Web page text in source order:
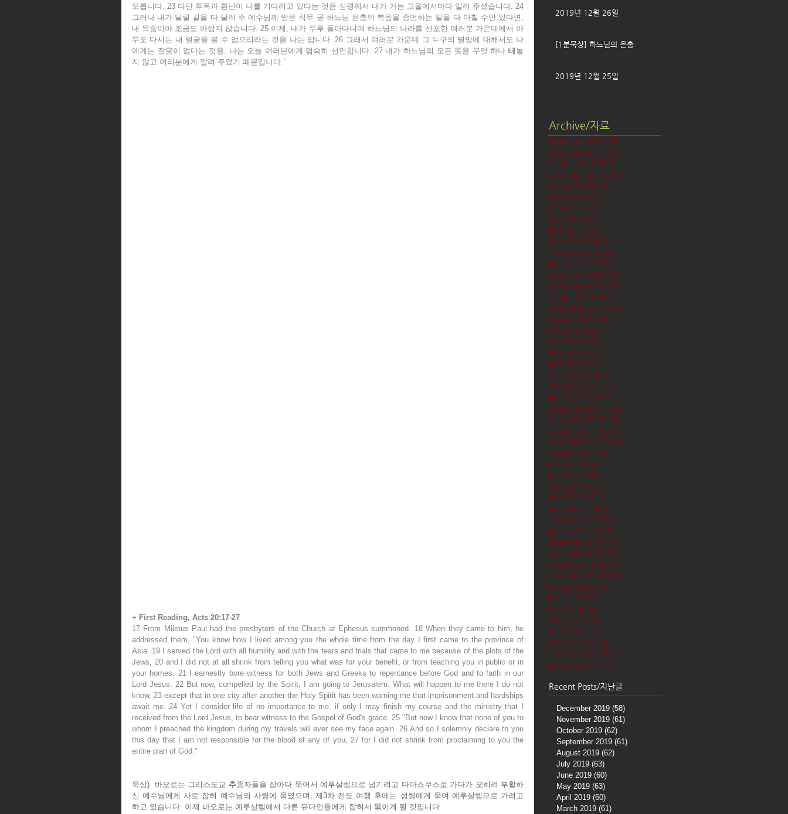
2019년 12월 26일
[1분묵상] 하느님의 은총
2019년 12월 25일
Archive/자료
December 2019 (58)
November 2019 (61)
October 2019 (62)
September 2019 (61)
August 2019 (62)
July 2019 (63)
June 2019 (60)
May 2019 (63)
April 2019 (60)
March 2019 (61)
February 2019 (56)
January 2019 (62)
December 2018 (62)
November 2018 (60)
October 2018 (62)
September 2018 (60)
August 2018 (62)
July 2018 (62)
June 2018 (60)
May 2018 (62)
April 2018 (60)
March 2018 (61)
February 2018 (56)
January 2018 (62)
December 2017 (62)
November 2017 (60)
October 2017 (62)
September 2017 (61)
August 2017 (62)
July 2017 (62)
June 2017 (62)
May 2017 (65)
April 2017 (62)
March 2017 (65)
February 2017 (57)
January 2017 (68)
December 2016 (66)
November 2016 (62)
October 2016 (68)
September 2016 (62)
August 2016 (70)
July 2016 (68)
June 2016 (68)
May 2016 (68)
April 2016 (71)
March 2016 (72)
February 2016 (62)
January 2016 (71)
Recent Posts/지난글
December 2019 (58)
November 2019 (61)
October 2019 (62)
September 2019 (61)
August 2019 (62)
July 2019 (63)
June 2019 (60)
May 2019 (63)
April 2019 (60)
March 2019 (61)
모릅니다. 23 다만 투옥과 환난이 나를 기다리고 있다는 것은 성령께서 내가 가는 고을에서마다 일러 주셨습니다. 24
그러나 내가 달릴 길을 다 달려 주 예수님께 받은 직무 곧 하느님 은총의 복음을 증언하는 일을 다 마칠 수만 있다면,
내 목숨이야 조금도 아깝지 않습니다. 25 이제, 내가 두루 돌아다니며 하느님의 나라를 선포한 여러분 가운데에서 아
무도 다시는 내 얼굴을 볼 수 없으리라는 것을 나는 압니다. 26 그래서 여러분 가운데 그 누구의 멸망에 대해서도 나
에게는 잘못이 없다는 것을, 나는 오늘 여러분에게 엄숙히 선언합니다. 27 내가 하느님의 모든 뜻을 무엇 하나 빼놓
지 않고 여러분에게 알려 주었기 때문입니다.”
+ First Reading, Acts 20:17-27
17 From Miletus Paul had the presbyters of the Church at Ephesus summoned. 18 When they came to him, he
addressed them, "You know how I lived among you the whole time from the day I first came to the province of
Asia. 19 I served the Lord with all humility and with the tears and trials that came to me because of the plots of the
Jews, 20 and I did not at all shrink from telling you what was for your benefit, or from teaching you in public or in
your homes. 21 I earnestly bore witness for both Jews and Greeks to repentance before God and to faith in our
Lord Jesus. 22 But now, compelled by the Spirit, I am going to Jerusalem. What will happen to me there I do not
know, 23 except that in one city after another the Holy Spirit has been warning me that imprisonment and hardships
await me. 24 Yet I consider life of no importance to me, if only I may finish my course and the ministry that I
received from the Lord Jesus, to bear witness to the Gospel of God's grace. 25 "But now I know that none of you to
whom I preached the kingdom during my travels will ever see my face again. 26 And so I solemnly declare to you
this day that I am not responsible for the blood of any of you, 27 for I did not shrink from proclaiming to you the
entire plan of God."
묵상)  바오로는 그리스도교 추종자들을 잡아다 묶어서 예루살렘으로 넘기려고 다마스쿠스로 가다가 오히려 부활하
신 예수님에게 사로 잡혀 예수님의 사랑에 묶였으며, 제3차 전도 여행 후에는 성령에게 묶여 예루살렘으로 가려고
하고 있습니다. 이제 바오로는 예루살렘에서 다른 유다인들에게 잡혀서 묶이게 될 것입니다.